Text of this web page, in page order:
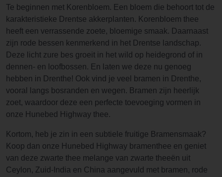
Te beginnen met Korenbloem. Een bloem die behoort tot de
karakteristieke Drentse akkerplanten. Korenbloem thee
heeft een verrassende zoete, bloemige smaak. Daarnaast
zijn rode bessen kenmerkend in het Drentse landschap.
Deze licht zure bes groeit in het wild op heidegrond of in
dennen- en loofbossen. En laten we deze nu genoeg
hebben in Drenthe! Ook vind je veel bramen in Drenthe,
vooral langs bosranden en wegen. Bramen zijn heerlijk
zoet, waardoor deze een perfecte toevoeging vormen in
onze Hunebed Highway thee.
Kortom, heb je zin in een subtiele fruitige Bramensmaak?
Koop dan onze Hunebed Highway bramenthee en geniet
van deze zwarte thee melange van zwarte theeën uit
Ceylon, Zuid-India en China aangevuld met bramen, rode